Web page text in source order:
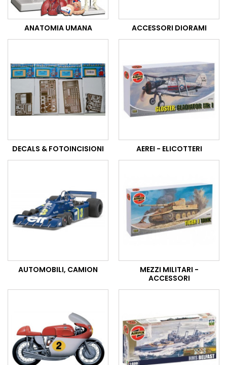
ANATOMIA UMANA ACCESSORI DIORAMI
DECALS & FOTOINCISIONI AEREI - ELICOTTERI
AUTOMOBILI, CAMION
MEZZI MILITARI -
ACCESSORI